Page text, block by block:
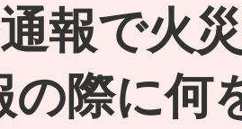
報で火
の際に何